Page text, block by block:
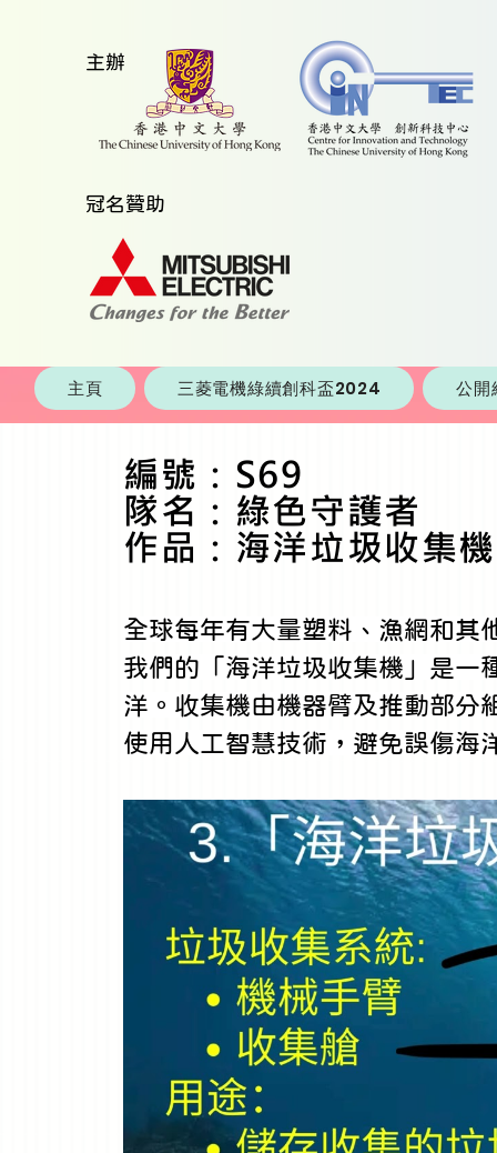
​主辦
​冠名贊助
主頁 三菱電機綠續創科盃2024 公開
編號：S69
隊名：綠色守護者
作品：海洋垃圾收集機
全球每年有大量塑料、漁網和其
我們的「海洋垃圾收集機」是一
洋。收集機由機器臂及推動部分
使用人工智慧技術，避免誤傷海